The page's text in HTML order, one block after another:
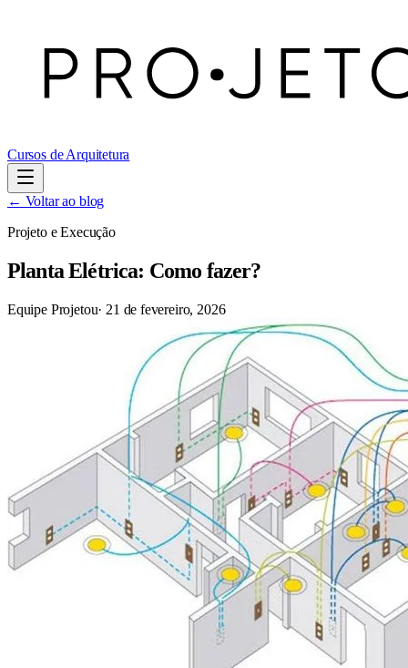
Cursos de Arquitetura
← Voltar ao blog
Projeto e Execução
Planta Elétrica: Como fazer?
Equipe Projetou· 21 de fevereiro, 2026